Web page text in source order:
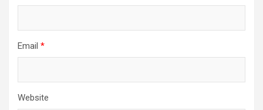
Email *
Website